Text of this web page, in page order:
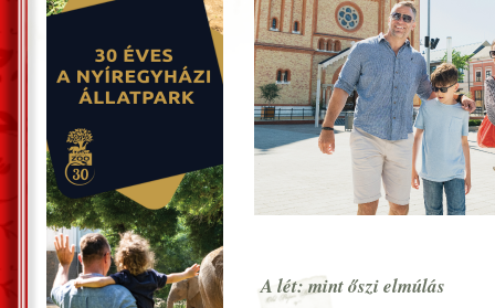
A lét: mint őszi elmúlás